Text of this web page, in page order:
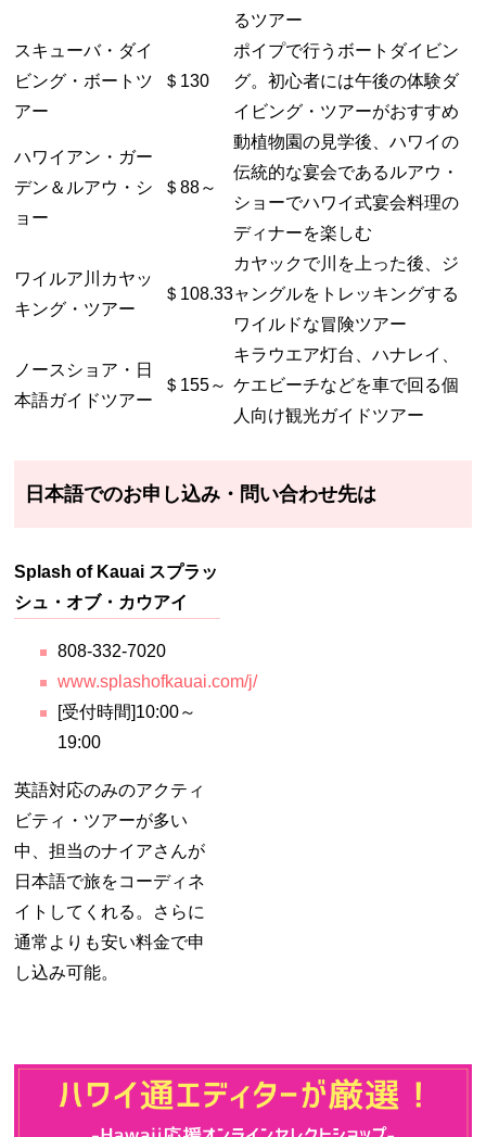
るツアー
スキューバ・ダイ
ビング・ボートツ
アー
＄130
ポイプで行うボートダイビン
グ。初心者には午後の体験ダ
イビング・ツアーがおすすめ
ハワイアン・ガー
デン＆ルアウ・シ
ョー
＄88～
動植物園の見学後、ハワイの
伝統的な宴会であるルアウ・
ショーでハワイ式宴会料理の
ディナーを楽しむ
ワイルア川カヤッ
キング・ツアー
＄108.33
カヤックで川を上った後、ジ
ャングルをトレッキングする
ワイルドな冒険ツアー
ノースショア・日
本語ガイドツアー
＄155～
キラウエア灯台、ハナレイ、
ケエビーチなどを車で回る個
人向け観光ガイドツアー
日本語でのお申し込み・問い合わせ先は
Splash of Kauai スプラッ
シュ・オブ・カウアイ
808-332-7020
www.splashofkauai.com/j/
[受付時間]10:00～
19:00
英語対応のみのアクティ
ビティ・ツアーが多い
中、担当のナイアさんが
日本語で旅をコーディネ
イトしてくれる。さらに
通常よりも安い料金で申
し込み可能。